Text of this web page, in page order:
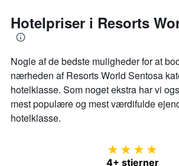
Hotelpriser i Resorts
Nogle af de bedste muligheder for at
nærheden af ​​Resorts World Sentosa
hotelklasse. Som noget ekstra har vi
mest populære og mest værdifulde
hotelklasse.
4 stjerner
4+ stjerner